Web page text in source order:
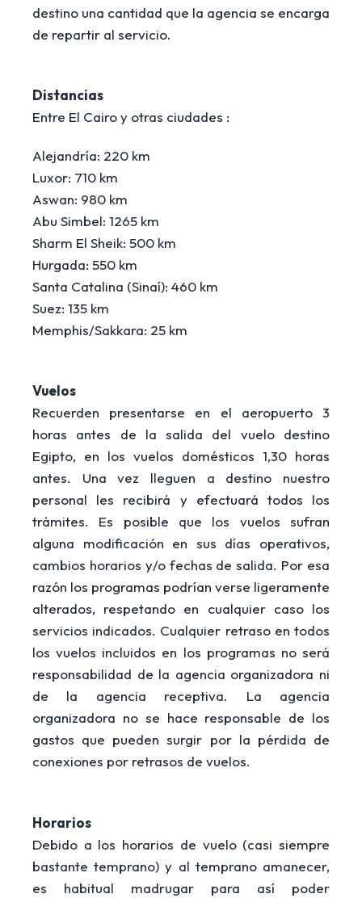
destino una cantidad que la agencia se encarga
de repartir al servicio.
Distancias
Entre El Cairo y otras ciudades :
Alejandría: 220 km
Luxor: 710 km
Aswan: 980 km
Abu Simbel: 1265 km
Sharm El Sheik: 500 km
Hurgada: 550 km
Santa Catalina (Sinaí): 460 km
Suez: 135 km
Memphis/Sakkara: 25 km
Vuelos
Recuerden presentarse en el aeropuerto 3
horas antes de la salida del vuelo destino
Egipto, en los vuelos domésticos 1,30 horas
antes. Una vez lleguen a destino nuestro
personal les recibirá y efectuará todos los
trámites. Es posible que los vuelos sufran
alguna modificación en sus días operativos,
cambios horarios y/o fechas de salida. Por esa
razón los programas podrían verse ligeramente
alterados, respetando en cualquier caso los
servicios indicados. Cualquier retraso en todos
los vuelos incluidos en los programas no será
responsabilidad de la agencia organizadora ni
de la agencia receptiva. La agencia
organizadora no se hace responsable de los
gastos que pueden surgir por la pérdida de
conexiones por retrasos de vuelos.
Horarios
Debido a los horarios de vuelo (casi siempre
bastante temprano) y al temprano amanecer,
es habitual madrugar para así poder